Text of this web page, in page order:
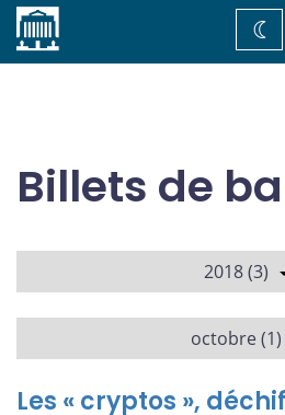
Accueil
de
Billets de
2018 (3)
octobre (1)
Les « cryptos »,